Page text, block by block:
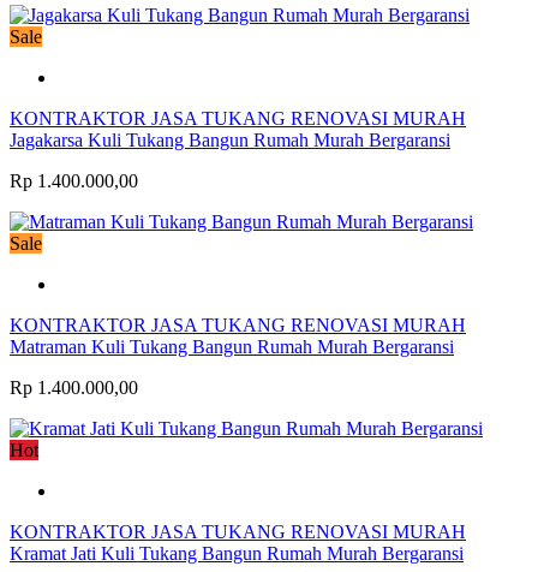
Sale
KONTRAKTOR JASA TUKANG RENOVASI MURAH
Jagakarsa Kuli Tukang Bangun Rumah Murah Bergaransi
Rp 1.400.000,00
Sale
KONTRAKTOR JASA TUKANG RENOVASI MURAH
Matraman Kuli Tukang Bangun Rumah Murah Bergaransi
Rp 1.400.000,00
Hot
KONTRAKTOR JASA TUKANG RENOVASI MURAH
Kramat Jati Kuli Tukang Bangun Rumah Murah Bergaransi